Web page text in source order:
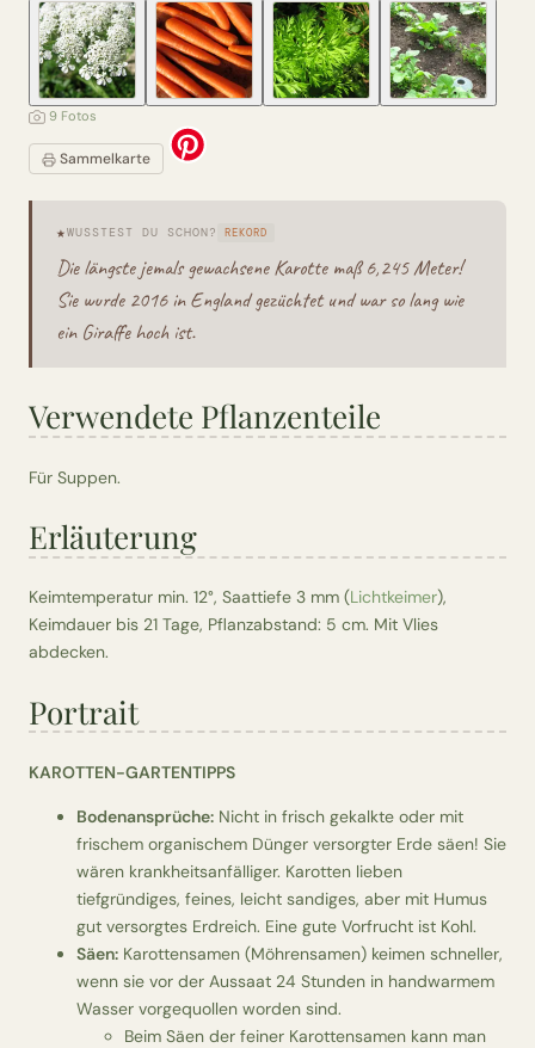
9 Fotos
Sammelkarte
★WUSSTEST DU SCHON? REKORD
Die längste jemals gewachsene Karotte maß 6,245 Meter!
Sie wurde 2016 in England gezüchtet und war so lang wie
ein Giraffe hoch ist.
Verwendete Pflanzenteile
Für Suppen.
Erläuterung
Keimtemperatur min. 12°, Saattiefe 3 mm (Lichtkeimer),
Keimdauer bis 21 Tage, Pflanzabstand: 5 cm. Mit Vlies
abdecken.
Portrait
KAROTTEN-GARTENTIPPS
Bodenansprüche: Nicht in frisch gekalkte oder mit
frischem organischem Dünger versorgter Erde säen! Sie
wären krankheitsanfälliger. Karotten lieben
tiefgründiges, feines, leicht sandiges, aber mit Humus
gut versorgtes Erdreich. Eine gute Vorfrucht ist Kohl.
Säen: Karottensamen (Möhrensamen) keimen schneller,
wenn sie vor der Aussaat 24 Stunden in handwarmem
Wasser vorgequollen worden sind.
Beim Säen der feiner Karottensamen kann man